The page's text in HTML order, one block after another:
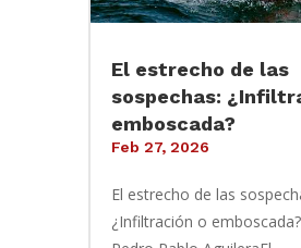
El estrecho de las
sospechas:
emboscada?
Feb 27, 2026
El estrecho de las
¿Infiltración o